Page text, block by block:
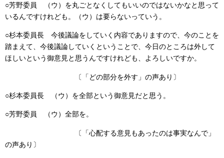
○芳野委員
（ウ）を丸ごとなくしてもいいのではないかなと思って
いるんですけれども。（ウ）は要らないっていう。
○杉本委員長 今後議論をしていく内容でありますので、今のことを
踏まえて、今後議論していくということで、今日のところは外して
ほしいという御意見と思うんですけれども、よろしいですか。
〔「どの部分を外す」の声あり〕
○杉本委員長 （ウ）を全部という御意見だと思う。
○芳野委員 （ウ）全部を。
〔「心配する意見もあったのは事実なんで」
の声あり〕